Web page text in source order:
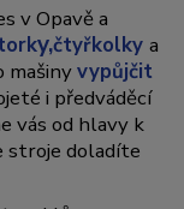
v Opavě a
y,čtyřkolkya
mašinyvypůjčit
i předváděcí
vás od hlavy k
stroje doladíte